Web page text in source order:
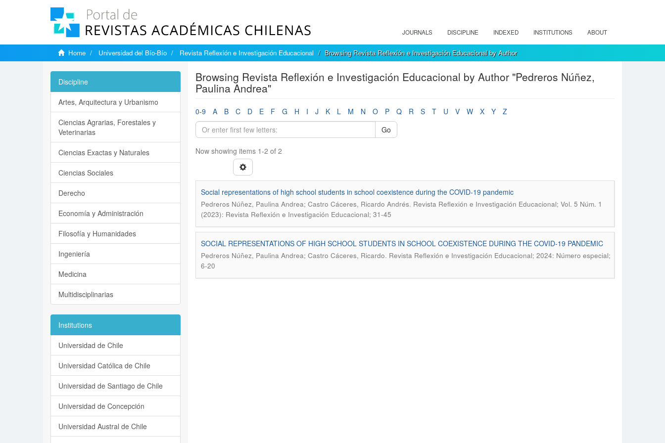
JOURNALS DISCIPLINE INDEXED INSTITUTIONS ABOUT
Home Universidad del Bío-Bío Revista Reflexión e Investigación Educacional Browsing Revista Reflexión e Investigación Educacional by Author
Browsing Revista Reflexión e Investigación Educacional by Author "Pedreros Núñez,
Paulina Andrea"
0-9 A B C D E F G H I J K L M N O P Q R S T U V W X Y
Z
Go
Now showing items 1-2 of 2
Social representations of high school students in school coexistence during the COVID-19 pandemic
Pedreros Núñez, Paulina Andrea; Castro Cáceres, Ricardo Andrés. Revista Reflexión e Investigación Educacional; Vol. 5 Núm. 1
(2023): Revista Reflexión e Investigación Educacional; 31-45
SOCIAL REPRESENTATIONS OF HIGH SCHOOL STUDENTS IN SCHOOL COEXISTENCE DURING THE COVID-19 PANDEMIC
Pedreros Núñez, Paulina Andrea; Castro Cáceres, Ricardo. Revista Reflexión e Investigación Educacional; 2024: Número especial;
6-20
Discipline
Artes, Arquitectura y Urbanismo
Ciencias Agrarias, Forestales y
Veterinarias
Ciencias Exactas y Naturales
Ciencias Sociales
Derecho
Economía y Administración
Filosofía y Humanidades
Ingeniería
Medicina
Multidisciplinarias
Institutions
Universidad de Chile
Universidad Católica de Chile
Universidad de Santiago de Chile
Universidad de Concepción
Universidad Austral de Chile